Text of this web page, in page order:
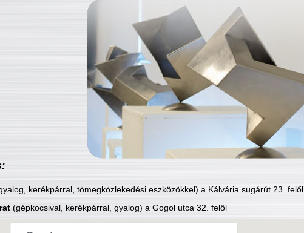
kerékpárral, tömegközlekedési eszközökkel) a Kálvária sugárút 23. felől
(gépkocsival, kerékpárral, gyalog) a Gogol utca 32. felől